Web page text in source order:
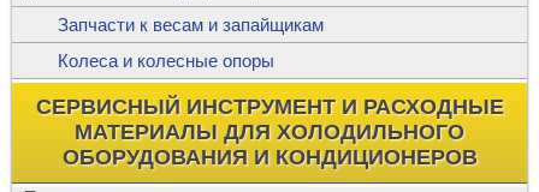
Запчасти к весам и запайщикам
Колеса и колесные опоры
СЕРВИСНЫЙ ИНСТРУМЕНТ И РАСХОДНЫЕ
МАТЕРИАЛЫ ДЛЯ ХОЛОДИЛЬНОГО
ОБОРУДОВАНИЯ И КОНДИЦИОНЕРОВ